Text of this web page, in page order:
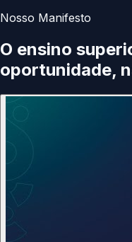
Nosso Manifesto
O ensino
oportunidade,